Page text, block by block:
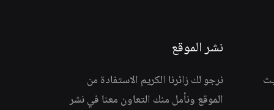
نشر الموقع
نرجو لك زائرنا الكريم الاستفادة من
الموقع ونأمل منك التعاون معنا في نشر